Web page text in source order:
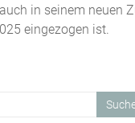
in seinem neuen
eingezogen ist.